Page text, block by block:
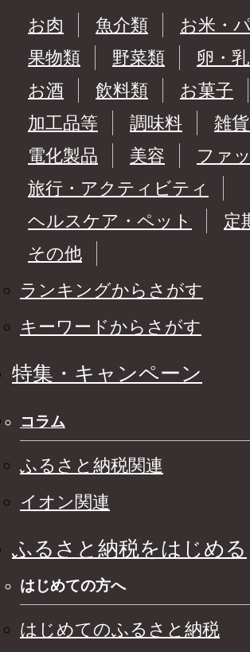
お肉
魚介類
お米・
果物類
野菜類
卵・
お酒
飲料類 お菓子
加工品等
調味料
雑
電化製品
美容
ファ
旅行・アクティビティ
ヘルスケア・ペット
定
その他
ランキングからさがす
キーワードからさがす
特集・キャンペーン
コラム
ふるさと納税関連
イオン関連
ふるさと納税をはじめる
はじめての方へ
はじめてのふるさと納税